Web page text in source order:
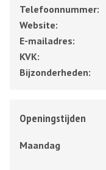
Telefoonnummer:
Website:
E-mailadres:
KVK:
Bijzonderheden:
Openingstijden
Maandag